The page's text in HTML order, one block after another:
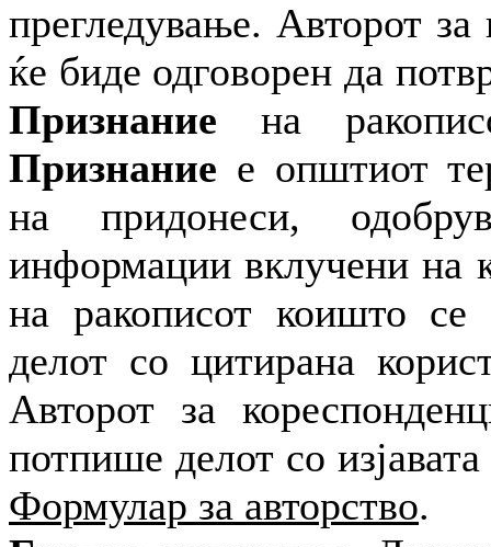
прегледување. Авторот за
ќе биде одговорен да
Признание на
Признание е општиот
на придонеси,
информации вклучени на
на ракописот коишто се
делот со цитирана
Авторот за
потпише делот со
Формулар за авторство.